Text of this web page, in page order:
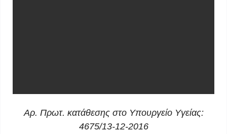
Αρ. Πρωτ. κατάθεσης στο Υπουργείο Υγείας:
4675/13-12-2016